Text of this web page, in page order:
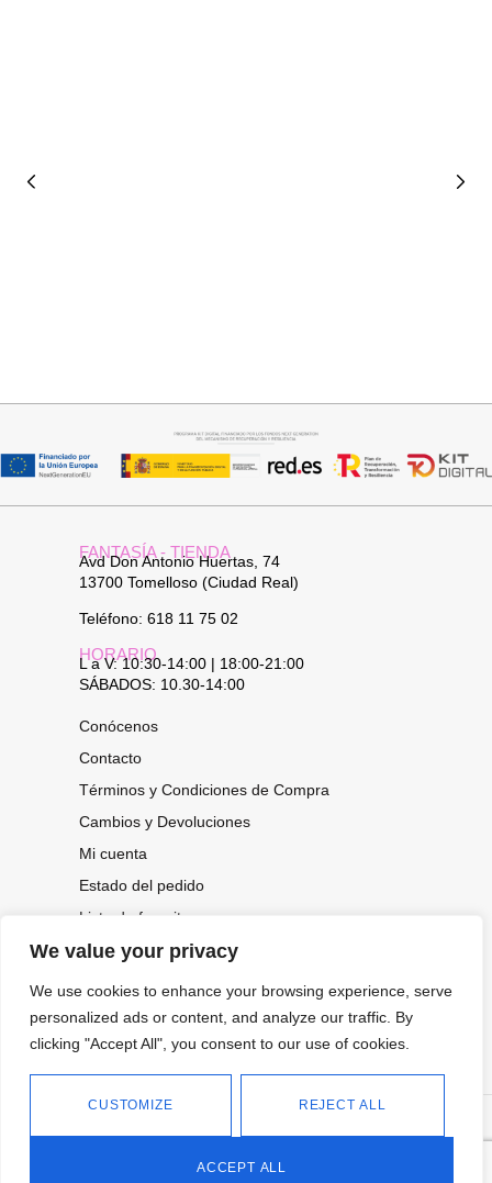
We value your privacy
We use cookies to enhance your browsing experience, serve
personalized ads or content, and analyze our traffic. By
clicking "Accept All", you consent to our use of cookies.
CUSTOMIZE REJECT ALL
ACCEPT ALL
FANTASÍA - TIENDA
Avd Don Antonio Huertas, 74
13700 Tomelloso (Ciudad Real)
Teléfono: 618 11 75 02
HORARIO
L a V: 10:30-14:00 | 18:00-21:00
SÁBADOS: 10.30-14:00
Conócenos
Contacto
Términos y Condiciones de Compra
Cambios y Devoluciones
Mi cuenta
Estado del pedido
Lista de favoritos
CONOCE NUESTRAS NOVEDADES,
OFERTAS...
2026.